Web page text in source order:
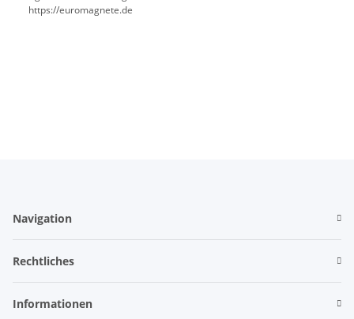
https://euromagnete.de
Navigation
Rechtliches
Informationen